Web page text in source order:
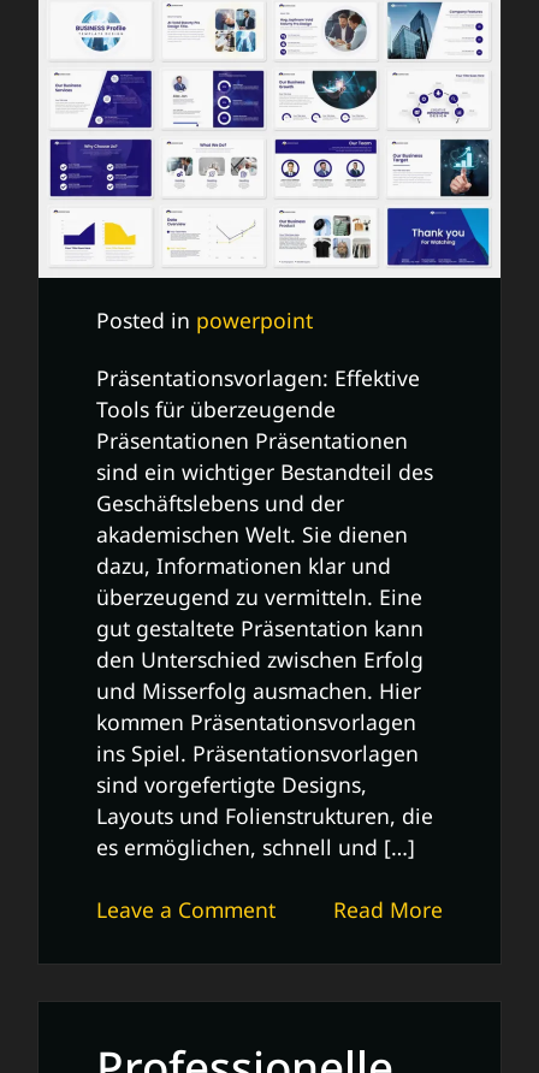
Posted in powerpoint
Präsentationsvorlagen: Effektive
Tools für überzeugende
Präsentationen Präsentationen
sind ein wichtiger Bestandteil des
Geschäftslebens und der
akademischen Welt. Sie dienen
dazu, Informationen klar und
überzeugend zu vermitteln. Eine
gut gestaltete Präsentation kann
den Unterschied zwischen Erfolg
und Misserfolg ausmachen. Hier
kommen Präsentationsvorlagen
ins Spiel. Präsentationsvorlagen
sind vorgefertigte Designs,
Layouts und Folienstrukturen, die
es ermöglichen, schnell und […]
Read More
Leave a Commenton
Nutzung
von
für